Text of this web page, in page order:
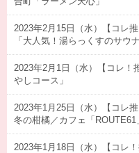
2023年2月15日（水）【コレ
「大人気！湯らっくすのサウナ
2023年2月1日（水）【コレ！
やしコース」
2023年1月25日（水）【コレ
冬の柑橘／カフェ「ROUTE61
2023年1月18日（水）【コレ